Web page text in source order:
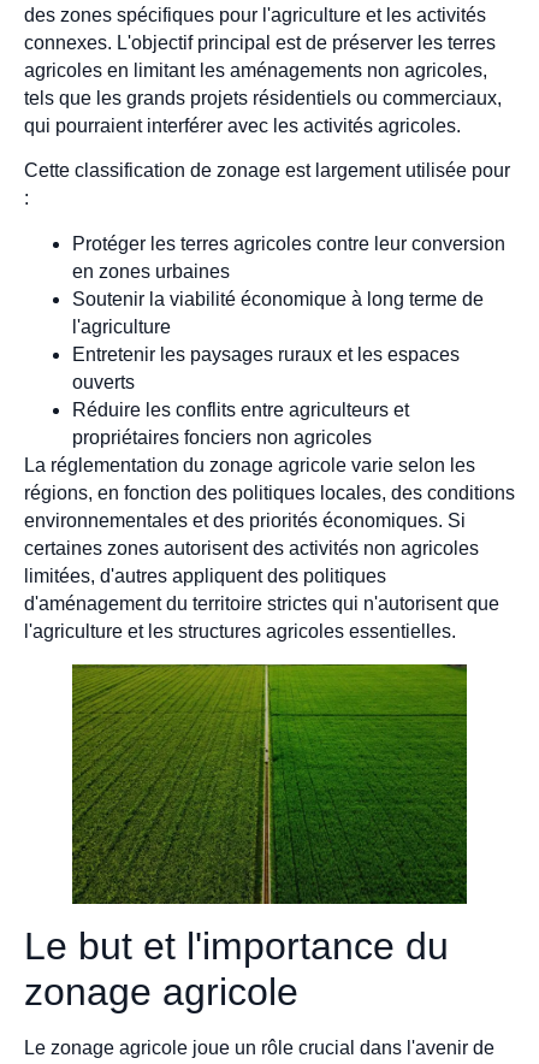
des zones spécifiques pour l'agriculture et les activités
connexes. L'objectif principal est de préserver les terres
agricoles en limitant les aménagements non agricoles,
tels que les grands projets résidentiels ou commerciaux,
qui pourraient interférer avec les activités agricoles.
Cette classification de zonage est largement utilisée pour
:
Protéger les terres agricoles contre leur conversion
en zones urbaines
Soutenir la viabilité économique à long terme de
l'agriculture
Entretenir les paysages ruraux et les espaces
ouverts
Réduire les conflits entre agriculteurs et
propriétaires fonciers non agricoles
La réglementation du zonage agricole varie selon les
régions, en fonction des politiques locales, des conditions
environnementales et des priorités économiques. Si
certaines zones autorisent des activités non agricoles
limitées, d'autres appliquent des politiques
d'aménagement du territoire strictes qui n'autorisent que
l'agriculture et les structures agricoles essentielles.
Le but et l'importance du
zonage agricole
Le zonage agricole joue un rôle crucial dans l'avenir de